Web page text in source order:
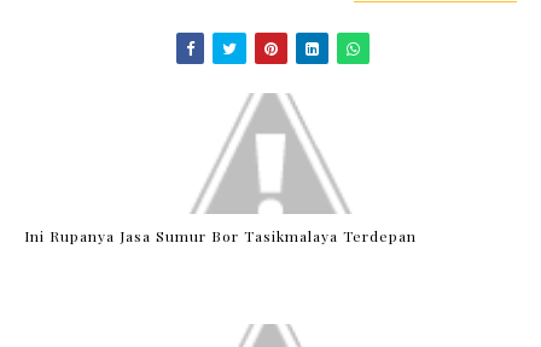
Ini Rupanya Jasa Sumur Bor Tasikmalaya Terdepan